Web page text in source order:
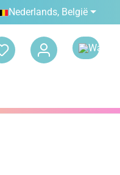
Nederlands, België